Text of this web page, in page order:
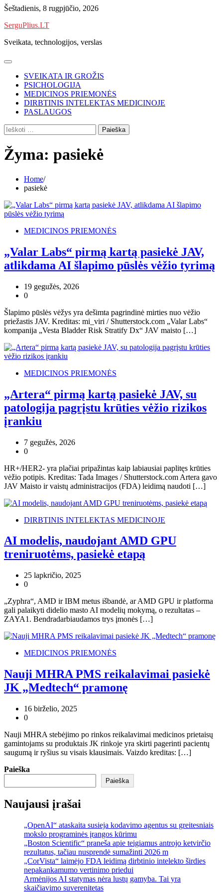
Skip
content
Šeštadienis, 8 rugpjūčio, 2026
SerguPlius.LT
Sveikata, technologijos, verslas
SVEIKATA IR GROŽIS
PSICHOLOGIJA
MEDICINOS PRIEMONĖS
DIRBTINIS INTELEKTAS MEDICINOJE
PASLAUGOS
Ieškoti:
Žyma: pasiekė
Home
pasiekė
MEDICINOS PRIEMONĖS
„Valar Labs“ pirmą kartą pasiekė JAV,
atlikdama AI šlapimo pūslės vėžio tyrimą
19 gegužės, 2026
0
Šlapimo pūslės vėžys yra dešimta pagrindinė mirties nuo vėžio
priežastis JAV. Kreditas: mi_viri / Shutterstock.com „Valar Labs“
kompanija „Vesta Bladder Risk Stratify Dx“ JAV maisto […]
MEDICINOS PRIEMONĖS
„Artera“ pirmą kartą pasiekė JAV, su
patologija pagrįstu krūties vėžio rizikos
įrankiu
7 gegužės, 2026
0
HR+/HER2- yra plačiai pripažintas kaip labiausiai paplitęs krūties
vėžio potipis. Kreditas: Tada Images / Shutterstock.com Artera gavo
JAV Maisto ir vaistų administracijos (FDA) leidimą naudoti […]
DIRBTINIS INTELEKTAS MEDICINOJE
AI modelis, naudojant AMD GPU
treniruotėms, pasiekė etapą
25 lapkričio, 2025
0
„Zyphra“, AMD ir IBM metus išbandė, ar AMD GPU ir platforma
gali palaikyti didelio masto AI modelių mokymą, o rezultatas –
ZAYA1. Bendradarbiaudamos trys įmonės […]
MEDICINOS PRIEMONĖS
Nauji MHRA PMS reikalavimai pasiekė
JK „Medtech“ pramonę
16 birželio, 2025
0
Nauji MHRA stebėjimo po rinkos reikalavimai medicinos prietaisų
gamintojams su produktais JK rinkoje yra skirti pagerinti pacientų
saugumą ir ryšius su visais klausimais. Vaizdo kreditas: […]
Paieška
Paieška
Naujausi įrašai
„OpenAI“ ataskaita susieja kodavimo agentus su greitesniais
mokslo programinės įrangos kūrimu
„Boston Scientific“ praneša apie teigiamus antrojo ketvirčio
rezultatus, tačiau nusprendė sumažinti 2026 m
„CorVista“ laimėjo FDA leidimą dirbtinio intelekto širdies
nepakankamumo vertinimo priedui
Armėnijos AI statymas nėra lustų gamyba. Tai yra
skaičiavimo suverenitetas